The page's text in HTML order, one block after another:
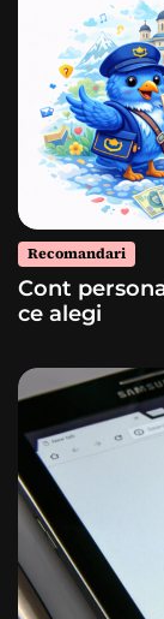
Recomandari
Cont
ce alegi